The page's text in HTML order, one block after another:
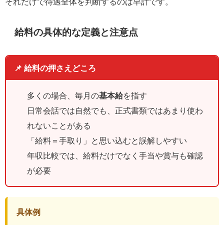
それだけで待遇全体を判断するのは早計です。
給料の具体的な定義と注意点
📌 給料の押さえどころ
多くの場合、毎月の基本給を指す
日常会話では自然でも、正式書類ではあまり使わ
れないことがある
「給料＝手取り」と思い込むと誤解しやすい
年収比較では、給料だけでなく手当や賞与も確認
が必要
具体例